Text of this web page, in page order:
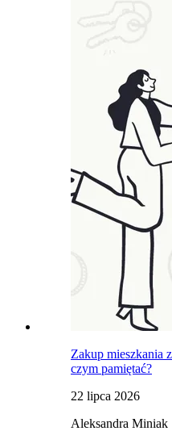
Zakup mieszkania
czym pamiętać?
22 lipca 2026
Aleksandra Miniak